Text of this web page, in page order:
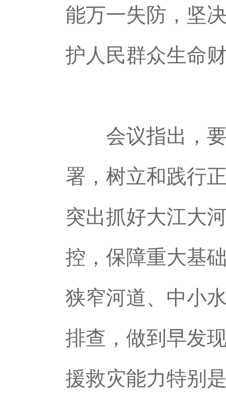
能万一失防，坚
护人民群众生命
会议指出，要
署，树立和践行
突出抓好大江大
控，保障重大基
狭窄河道、中小
排查，做到早发
援救灾能力特别